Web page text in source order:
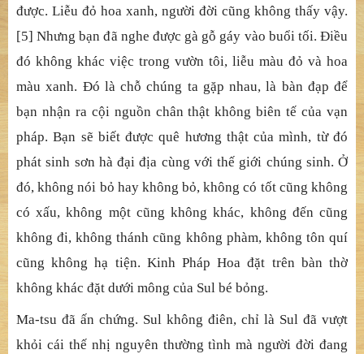
Liễu màu đỏ và hoa màu xanh
Khi Sul đọc được bức thư pháp, cô gật đầu và nói với
chính mình: "Oh, một thiền sư là vậy". Sau đó, cô đặt
kinh Pháp Hoa trở lại bàn thờ, chung quanh là hương và
hoa.
Gà gỗ gáy vào buổi tối, chuyện thế nhân không nghe
được. Liễu đỏ hoa xanh, người đời cũng không thấy vậy.
[5] Nhưng bạn đã nghe được gà gỗ gáy vào buổi tối. Điều
đó không khác việc trong vườn tôi, liễu màu đỏ và hoa
màu xanh. Đó là chỗ chúng ta gặp nhau, là bàn đạp để
bạn nhận ra cội nguồn chân thật không biên tế của vạn
pháp. Bạn sẽ biết được quê hương thật của mình, từ đó
phát sinh sơn hà đại địa cùng với thế giới chúng sinh. Ở